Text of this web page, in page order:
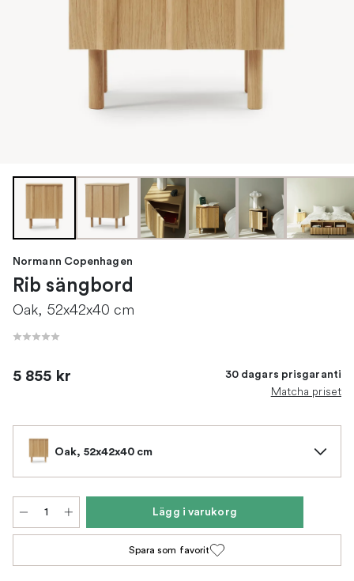
Normann Copenhagen
Rib sängbord
Oak, 52x42x40 cm
5 855 kr 30 dagars prisgaranti
Matcha priset
Oak, 52x42x40 cm
Lägg i varukorg
Spara som favorit